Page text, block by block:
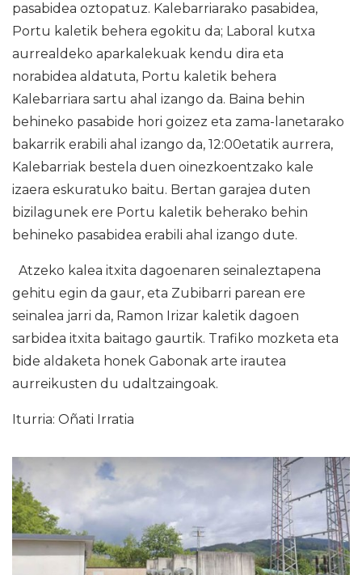
pasabidea oztopatuz. Kalebarriarako pasabidea,
Portu kaletik behera egokitu da; Laboral kutxa
aurrealdeko aparkalekuak kendu dira eta
norabidea aldatuta, Portu kaletik behera
Kalebarriara sartu ahal izango da. Baina behin
behineko pasabide hori goizez eta zama-lanetarako
bakarrik erabili ahal izango da, 12:00etatik aurrera,
Kalebarriak bestela duen oinezkoentzako kale
izaera eskuratuko baitu. Bertan garajea duten
bizilagunek ere Portu kaletik beherako behin
behineko pasabidea erabili ahal izango dute.
Atzeko kalea itxita dagoenaren seinaleztapena
gehitu egin da gaur, eta Zubibarri parean ere
seinalea jarri da, Ramon Irizar kaletik dagoen
sarbidea itxita baitago gaurtik. Trafiko mozketa eta
bide aldaketa honek Gabonak arte irautea
aurreikusten du udaltzaingoak.
Iturria: Oñati Irratia